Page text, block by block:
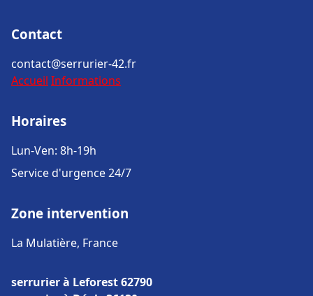
Contact
contact@serrurier-42.fr
Accueil Informations
Horaires
Lun-Ven: 8h-19h
Service d'urgence 24/7
Zone intervention
La Mulatière, France
serrurier à Leforest 62790